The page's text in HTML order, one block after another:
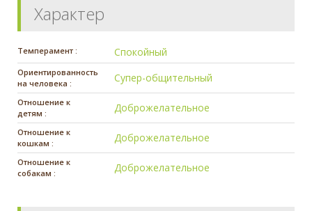
Характер
Темперамент : Спокойный
Ориентированность
на человека :
Супер-общительный
Отношение к
детям :
Доброжелательное
Отношение к
кошкам :
Доброжелательное
Отношение к
собакам :
Доброжелательное